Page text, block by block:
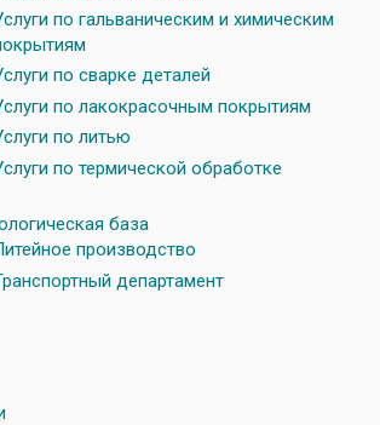
по гальваническим и химическим
по сварке деталей
по лакокрасочным покрытиям
по литью
по термической обработке
база
производство
департамент